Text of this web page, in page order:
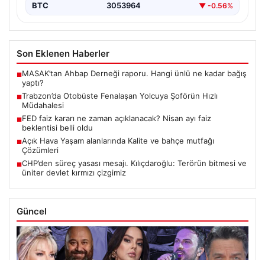
BTC 3053964 ▼ -0.56%
Son Eklenen Haberler
■MASAK’tan Ahbap Derneği raporu. Hangi ünlü ne kadar bağış
yaptı?
■Trabzon’da Otobüste Fenalaşan Yolcuya Şoförün Hızlı
Müdahalesi
■FED faiz kararı ne zaman açıklanacak? Nisan ayı faiz
beklentisi belli oldu
■Açık Hava Yaşam alanlarında Kalite ve bahçe mutfağı
Çözümleri
■CHP’den süreç yasası mesajı. Kılıçdaroğlu: Terörün bitmesi ve
üniter devlet kırmızı çizgimiz
Güncel